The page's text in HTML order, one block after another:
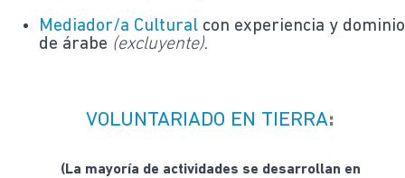
Mediador/a Cultural con experiencia y dominio
de árabe (excluyente).
VOLUNTARIADO EN TIERRA:
(La mayoría de actividades se desarrollan en